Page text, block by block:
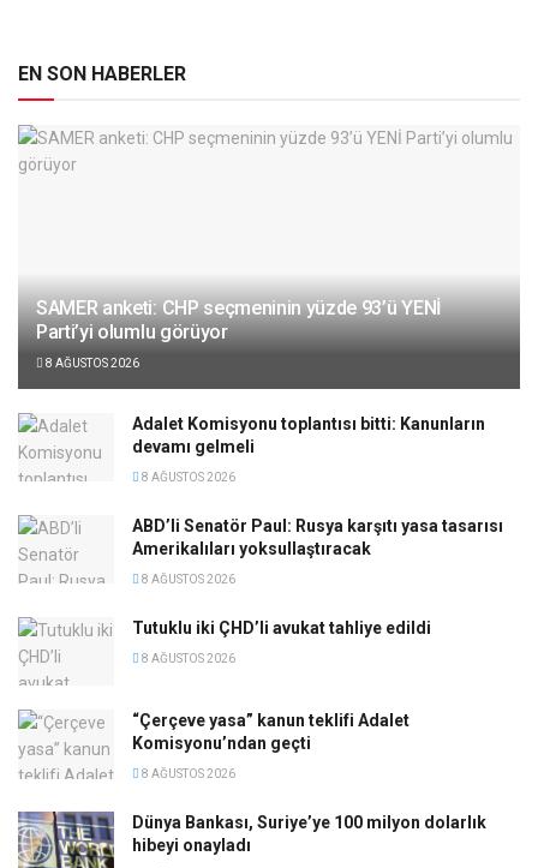
EN SON HABERLER
SAMER anketi: CHP seçmeninin yüzde 93’ü YENİ
Parti’yi olumlu görüyor
8 AĞUSTOS 2026
Adalet Komisyonu toplantısı bitti: Kanunların
devamı gelmeli
8 AĞUSTOS 2026
ABD’li Senatör Paul: Rusya karşıtı yasa tasarısı
Amerikalıları yoksullaştıracak
8 AĞUSTOS 2026
Tutuklu iki ÇHD’li avukat tahliye edildi
8 AĞUSTOS 2026
“Çerçeve yasa” kanun teklifi Adalet
Komisyonu’ndan geçti
8 AĞUSTOS 2026
Dünya Bankası, Suriye’ye 100 milyon dolarlık
hibeyi onayladı